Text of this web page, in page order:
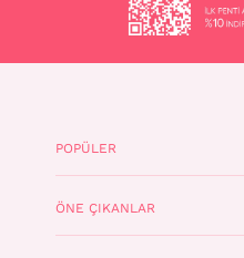
POPÜLER
ÖNE ÇIKANLAR